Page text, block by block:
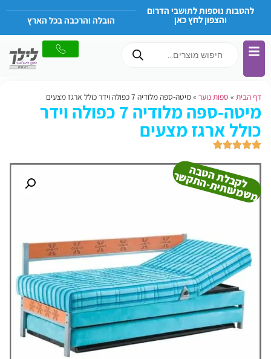
להטבות נוספות לתושבי הדרום
והצפון לחץ כאן הובלה והרכבה בכל הארץ
דף הבית » ספות נוער »מיטה-ספה מלודיה 7 כפולה וידר כולל ארגז מצעים
מיטה-ספה מלודיה 7 כפולה וידר
כולל ארגז מצעים
ל
ק
ב
ל
ת
ה
ט
ב
ה
מ
ש
מ
עו
תי
ת-
ה
ת
ק
ש
ר